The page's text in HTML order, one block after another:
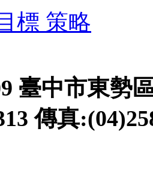
標 策略
臺中市東勢
傳真